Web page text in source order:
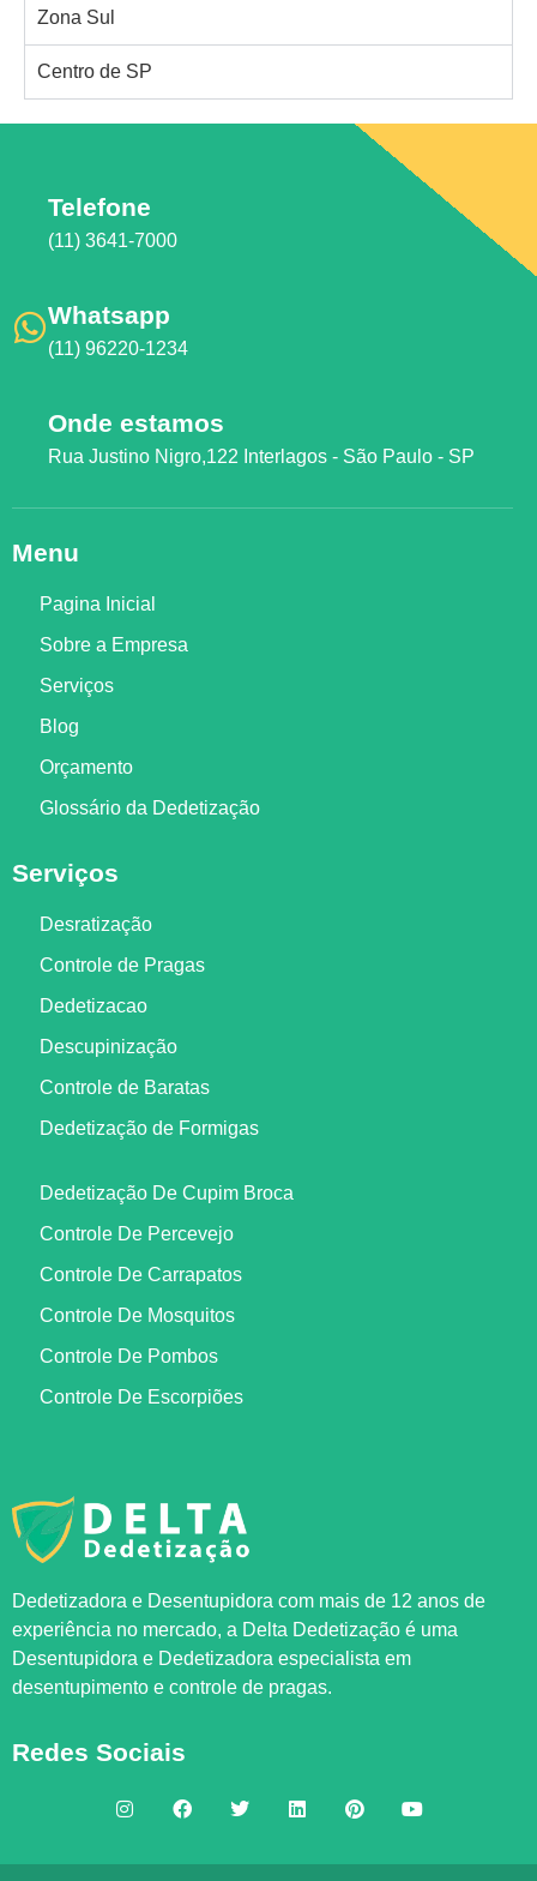
Zona Sul
Centro de SP
Dedetizadora e Desentupidora com mais de 12 anos de
experiência no mercado, a Delta Dedetização é uma
Desentupidora e Dedetizadora especialista em
desentupimento e controle de pragas.
Redes Sociais
Telefone
(11) 3641-7000
Whatsapp
(11) 96220-1234
Onde estamos
Rua Justino Nigro,122 Interlagos - São Paulo - SP
Menu
Pagina Inicial
Sobre a Empresa
Serviços
Blog
Orçamento
Glossário da Dedetização
Serviços
Desratização
Controle de Pragas
Dedetizacao
Descupinização
Controle de Baratas
Dedetização de Formigas
Dedetização De Cupim Broca
Controle De Percevejo
Controle De Carrapatos
Controle De Mosquitos
Controle De Pombos
Controle De Escorpiões